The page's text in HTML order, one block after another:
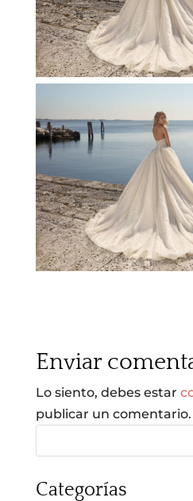
Enviar
Lo siento, debes estar
publicar un comentario.
Categorías